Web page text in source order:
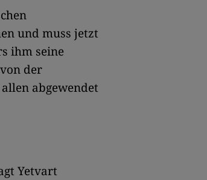
und muss jetzt
ihm seine
der
abgewendet
Yetvart